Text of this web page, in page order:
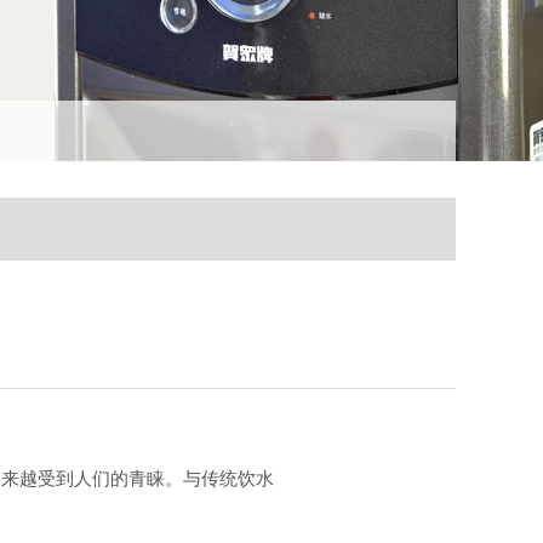
越受到人们的青睐。与传统饮水